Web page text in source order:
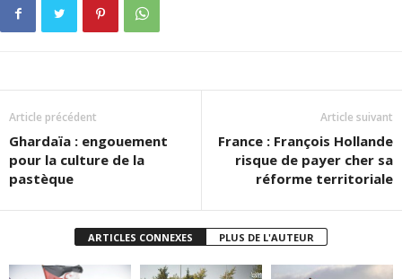
Article précédent
Ghardaïa : engouement
pour la culture de la
pastèque
Article suivant
France : François Hollande
risque de payer cher sa
réforme territoriale
ARTICLES CONNEXES PLUS DE L'AUTEUR